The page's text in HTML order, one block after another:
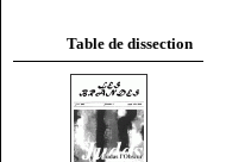
Table de dissection